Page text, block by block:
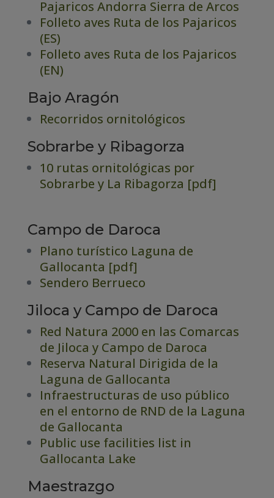
Pajaricos Andorra Sierra de Arcos
Folleto aves Ruta de los Pajaricos
(ES)
Folleto aves Ruta de los Pajaricos
(EN)
Bajo Aragón
Recorridos ornitológicos
Sobrarbe y Ribagorza
10 rutas ornitológicas por
Sobrarbe y La Ribagorza [pdf]
Campo de Daroca
Plano turístico Laguna de
Gallocanta [pdf]
Sendero Berrueco
Jiloca y Campo de Daroca
Red Natura 2000 en las Comarcas
de Jiloca y Campo de Daroca
Reserva Natural Dirigida de la
Laguna de Gallocanta
Infraestructuras de uso público
en el entorno de RND de la Laguna
de Gallocanta
Public use facilities list in
Gallocanta Lake
Maestrazgo